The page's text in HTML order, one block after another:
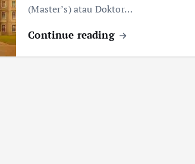
(Master’s) atau Doktor…
Continue reading